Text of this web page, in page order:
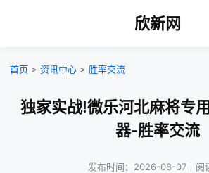
欣新网
首页 > 资讯中心 > 胜率交流
独家实战!微乐河北麻将专
器-胜率交流
发布时间：2026-08-07｜阅